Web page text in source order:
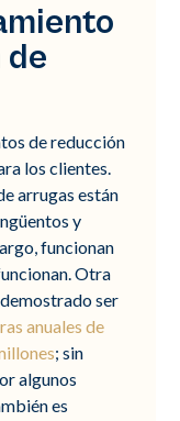
de reducción
los clientes.
arrugas están
y
funcionan
Otra
ser
anuales de
; sin
algunos
es